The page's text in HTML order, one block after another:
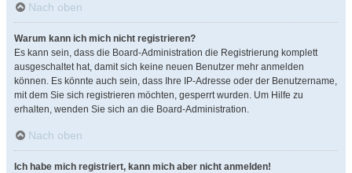
Nach oben
Warum kann ich mich nicht registrieren?
Es kann sein, dass die Board-Administration die Registrierung komplett
ausgeschaltet hat, damit sich keine neuen Benutzer mehr anmelden
können. Es könnte auch sein, dass Ihre IP-Adresse oder der Benutzername,
mit dem Sie sich registrieren möchten, gesperrt wurden. Um Hilfe zu
erhalten, wenden Sie sich an die Board-Administration.
Nach oben
Ich habe mich registriert, kann mich aber nicht anmelden!